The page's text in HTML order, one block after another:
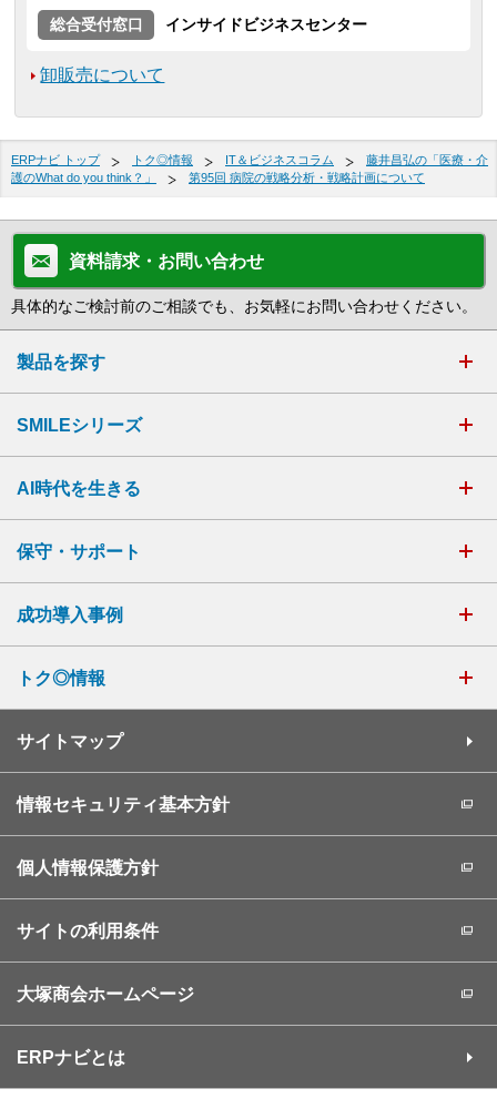
総合受付窓口
インサイドビジネスセンター
卸販売について
ERPナビ トップ トク◎情報 IT＆ビジネスコラム
藤井昌弘の「医療・介
護のWhat do you think？」
第95回 病院の戦略分析・戦略計画について
資料請求・お問い合わせ
具体的なご検討前のご相談でも、お気軽にお問い合わせください。
製品を探す
SMILEシリーズ
AI時代を生きる
保守・サポート
成功導入事例
トク◎情報
サイトマップ
情報セキュリティ基本方針
個人情報保護方針
サイトの利用条件
大塚商会ホームページ
ERPナビとは